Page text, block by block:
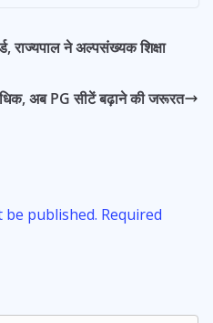
e
राज्यपाल ने अल्पसंख्यक शिक्षा
अब PG सीटें बढ़ाने की जरूरत
be published. Required